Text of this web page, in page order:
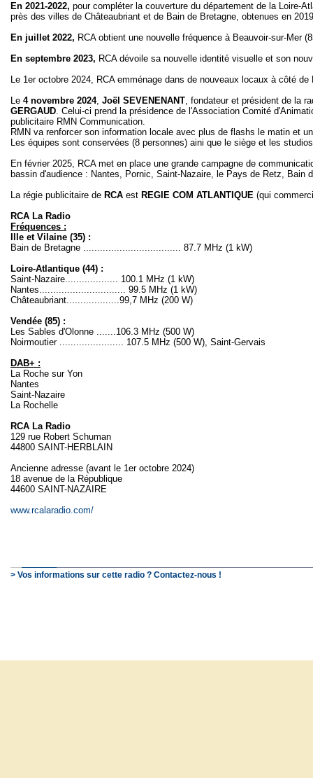
En 2021-2022, pour compléter la couverture du département de la Loire-
près des villes de Châteaubriant et de Bain de Bretagne, obtenues en
En juillet 2022, RCA obtient une nouvelle fréquence à Beauvoir-sur-Mer
En septembre 2023, RCA dévoile sa nouvelle identité visuelle et son
Le 1er octobre 2024, RCA emménage dans de nouveaux locaux à côté
Le 4 novembre 2024, Joël SEVENENANT, fondateur et président de la
GERGAUD. Celui-ci prend la présidence de l'Association Comité
publicitaire RMN Communication.
RMN va renforcer son information locale avec plus de flashs le matin et
Les équipes sont conservées (8 personnes) aini que le siège et les
En février 2025, RCA met en place une grande campagne de
bassin d'audience : Nantes, Pornic, Saint-Nazaire, le Pays de Retz, Bain
La régie publicitaire de RCA est REGIE COM ATLANTIQUE (qui
RCA La Radio
Fréquences :
Ille et Vilaine (35) :
Bain de Bretagne ................................... 87.7 MHz (1 kW)
Loire-Atlantique (44) :
Saint-Nazaire................... 100.1 MHz (1 kW)
Nantes............................... 99.5 MHz (1 kW)
Châteaubriant...................99,7 MHz (200 W)
Vendée (85) :
Les Sables d'Olonne .......106.3 MHz (500 W)
Noirmoutier ....................... 107.5 MHz (500 W), Saint-Gervais
DAB+ :
La Roche sur Yon
Nantes
Saint-Nazaire
La Rochelle
RCA La Radio
129 rue Robert Schuman
44800 SAINT-HERBLAIN
Ancienne adresse (avant le 1er octobre 2024)
18 avenue de la République
44600 SAINT-NAZAIRE
www.rcalaradio.com/
> Vos informations sur cette radio ? Contactez-nous !